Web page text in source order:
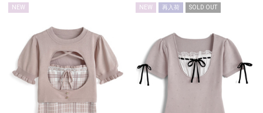
NEW
NEW
再入荷 SOLD OUT